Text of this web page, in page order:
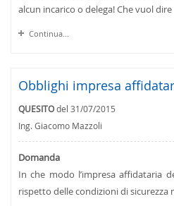
alcun incarico o delega! Che vuol
Continua...
Obblighi impresa
QUESITOdel 31/07/2015
Ing. Giacomo Mazzoli
Domanda
In che modo l’impresa affidataria
rispetto delle condizioni di sicurezza